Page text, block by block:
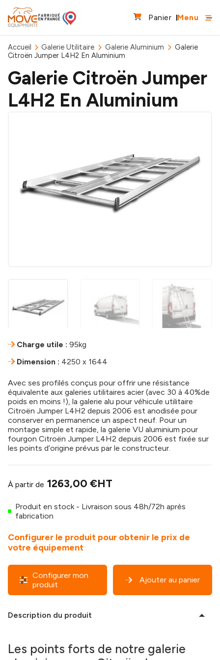
Panier Menu
Accueil Galerie Utilitaire Galerie Aluminium
Galerie
Citroën Jumper L4H2 En Aluminium
Galerie Citroën Jumper
L4H2 En Aluminium
Charge utile : 95kg
Dimension : 4250 x 1644
Avec ses profilés conçus pour offrir une résistance
équivalente aux galeries utilitaires acier (avec 30 à 40%de
poids en moins !), la galerie alu pour véhicule utilitaire
Citroën Jumper L4H2 depuis 2006 est anodisée pour
conserver en permanence un aspect neuf. Pour un
montage simple et rapide, la galerie VU aluminium pour
fourgon Citroën Jumper L4H2 depuis 2006 est fixée sur
les points d’origine prévus par le constructeur.
À partir de 1263,00 €HT
Produit en stock - Livraison sous 48h/72h après
fabrication
Configurer le produit pour obtenir le prix de
votre équipement
Configurer mon
produit
Ajouter au panier
Description du produit
Les points forts de notre galerie